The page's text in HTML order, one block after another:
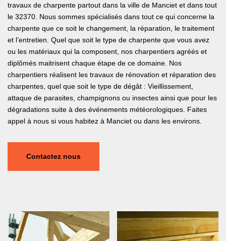
travaux de charpente partout dans la ville de Manciet et dans tout
le 32370. Nous sommes spécialisés dans tout ce qui concerne la
charpente que ce soit le changement, la réparation, le traitement
et l’entretien. Quel que soit le type de charpente que vous avez
ou les matériaux qui la composent, nos charpentiers agréés et
diplômés maitrisent chaque étape de ce domaine. Nos
charpentiers réalisent les travaux de rénovation et réparation des
charpentes, quel que soit le type de dégât : Vieillissement,
attaque de parasites, champignons ou insectes ainsi que pour les
dégradations suite à des événements météorologiques. Faites
appel à nous si vous habitez à Manciet ou dans les environs.
Contactez nous